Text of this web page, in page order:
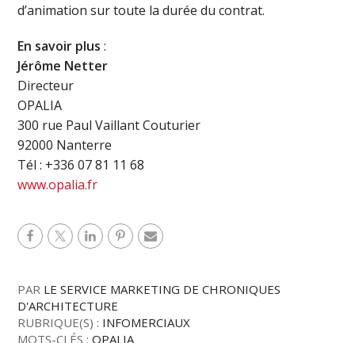
d’animation sur toute la durée du contrat.
En savoir plus :
Jérôme Netter
Directeur
OPALIA
300 rue Paul Vaillant Couturier
92000 Nanterre
Tél : +336 07 81 11 68
www.opalia.fr
PAR LE SERVICE MARKETING DE CHRONIQUES
D'ARCHITECTURE
RUBRIQUE(S) : INFOMERCIAUX
MOTS-CLÉS :OPALIA